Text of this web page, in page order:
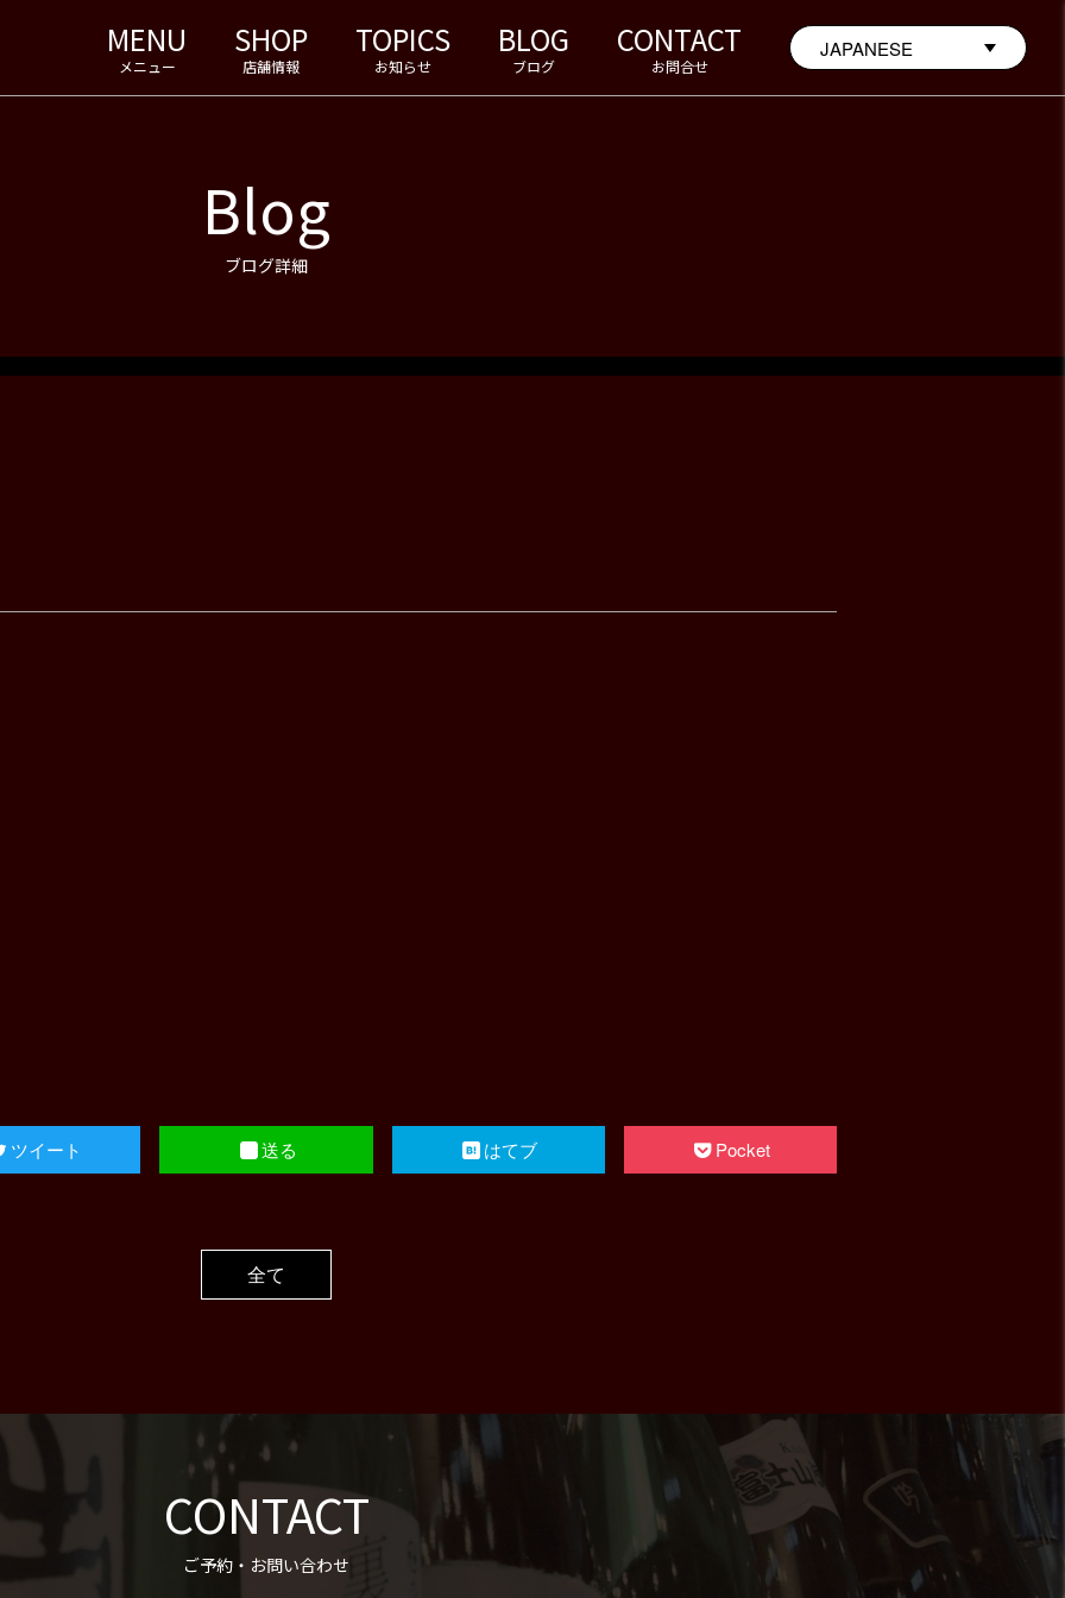
MENU
メニュー
SHOP
店舗情報
TOPICS
お知らせ
BLOG
ブログ
CONTACT
お問合せ
Blog
ブログ詳細
ツイート 送る はてブ Pocket
全て
CONTACT
ご予約・お問い合わせ